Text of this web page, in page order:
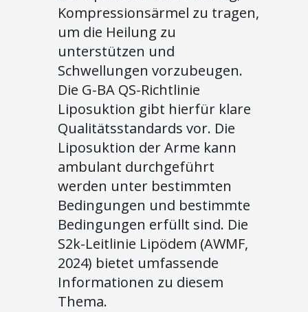
Kompressionsärmel zu tragen,
um die Heilung zu
unterstützen und
Schwellungen vorzubeugen.
Die G-BA QS-Richtlinie
Liposuktion gibt hierfür klare
Qualitätsstandards vor. Die
Liposuktion der Arme kann
ambulant durchgeführt
werden unter bestimmten
Bedingungen und bestimmte
Bedingungen erfüllt sind. Die
S2k-Leitlinie Lipödem (AWMF,
2024) bietet umfassende
Informationen zu diesem
Thema.